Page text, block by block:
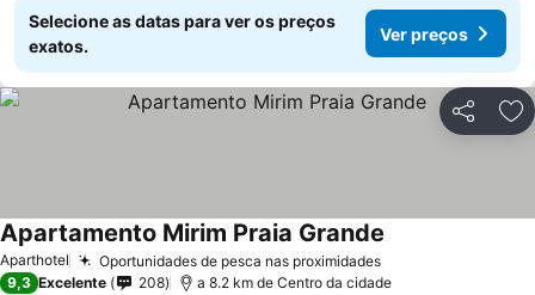
Selecione as datas para ver os preços
exatos.
Ver preços
Partilhar
Aparthotel Oportunidades de pesca nas proximidadesVer preços
Apartamento Mirim Praia Grande
9,3 Excelente 208 a 8.2 km de Centro da cidade